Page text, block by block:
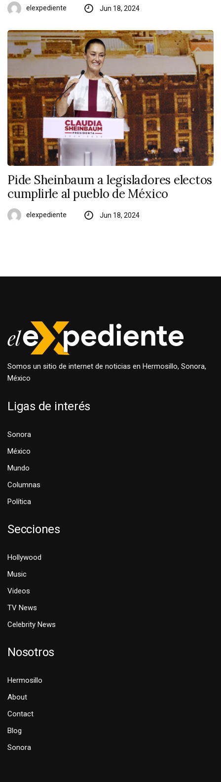
elexpediente Jun 18, 2024
Pide Sheinbaum a legisladores electos
cumplirle al pueblo de México
elexpediente Jun 18, 2024
Somos un sitio de internet de noticias en Hermosillo, Sonora,
México
Ligas de interés
Sonora
México
Mundo
Columnas
Política
Secciones
Hollywood
Music
Videos
TV News
Celebrity News
Nosotros
Hermosillo
About
Contact
Blog
Sonora